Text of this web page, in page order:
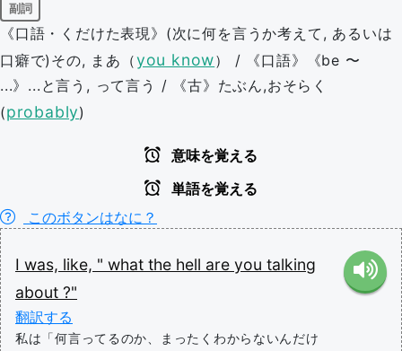
副詞
《口語・くだけた表現》(次に何を言うか考えて, あるいは
口癖で)その, まあ（you know） / 《口語》《be 〜
...》...と言う, って言う / 《古》たぶん,おそらく
(probably)
意味を覚える
単語を覚える
このボタンはなに？
I was, like, " what the hell are you talking
about ?"
翻訳する
私は「何言ってるのか、まったくわからないんだけ